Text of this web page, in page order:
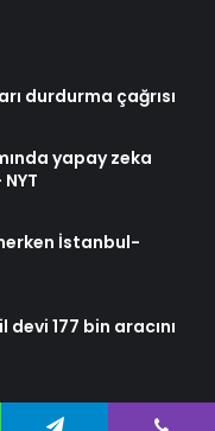
durdurma çağrısı
yapay zeka
İstanbul-
177 bin aracını